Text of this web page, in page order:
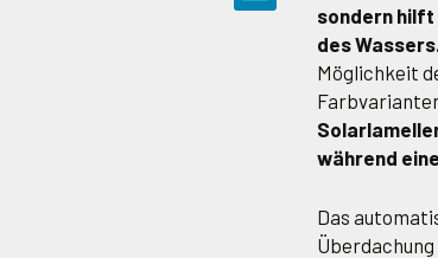
sondern
des
Möglichkeit
während
Das